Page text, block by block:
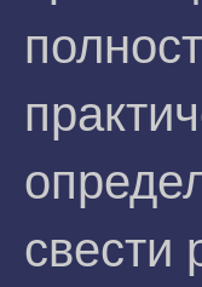
свести